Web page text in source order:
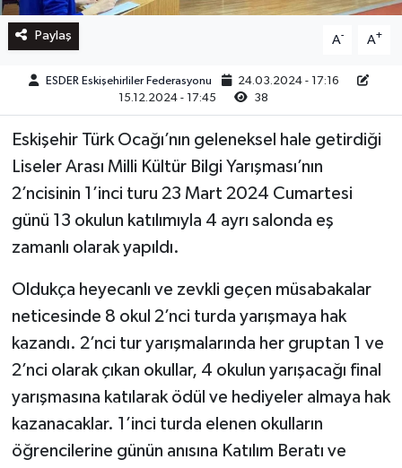
Paylaş A- A+
ESDER Eskişehirliler Federasyonu
24.03.2024 - 17:16
15.12.2024 - 17:45
38
Eskişehir Türk Ocağı’nın geleneksel hale getirdiği
Liseler Arası Milli Kültür Bilgi Yarışması’nın
2’ncisinin 1’inci turu 23 Mart 2024 Cumartesi
günü 13 okulun katılımıyla 4 ayrı salonda eş
zamanlı olarak yapıldı.
Oldukça heyecanlı ve zevkli geçen müsabakalar
neticesinde 8 okul 2’nci turda yarışmaya hak
kazandı. 2’nci tur yarışmalarında her gruptan 1 ve
2’nci olarak çıkan okullar, 4 okulun yarışacağı final
yarışmasına katılarak ödül ve hediyeler almaya hak
kazanacaklar. 1’inci turda elenen okulların
öğrencilerine günün anısına Katılım Beratı ve